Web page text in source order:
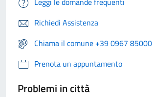
Richiedi Assistenza
Chiama il comune +39 0967 85000
Prenota un appuntamento
Problemi in città